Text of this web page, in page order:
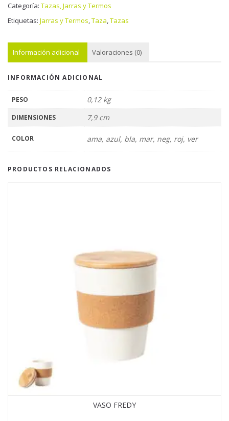
Categoría: Tazas, Jarras y Termos
Etiquetas: Jarras y Termos,Taza,Tazas
Información adicional Valoraciones (0)
INFORMACIÓN ADICIONAL
PESO 0,12 kg
DIMENSIONES 7,9 cm
COLOR ama, azul, bla, mar, neg, roj, ver
PRODUCTOS RELACIONADOS
VASO FREDY